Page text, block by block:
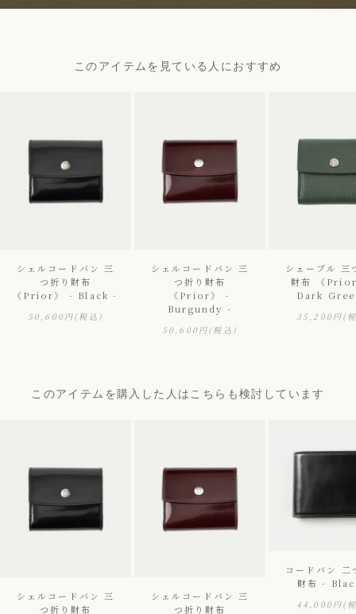
このアイテムを見ている人におすすめ
シェルコードバン 三
つ折り財布
《Prior》 - Black -
50,600円(税込)
シェルコードバン 三
つ折り財布
《Prior》 -
Burgundy -
50,600円(税込)
シェーブル 三
財布 《
Dark
35,200円(
このアイテムを購入した人はこちらも検討しています
シェルコードバン 三
つ折り財布
シェルコードバン 三
つ折り財布
コードバン 二
財布 -
44,000円(